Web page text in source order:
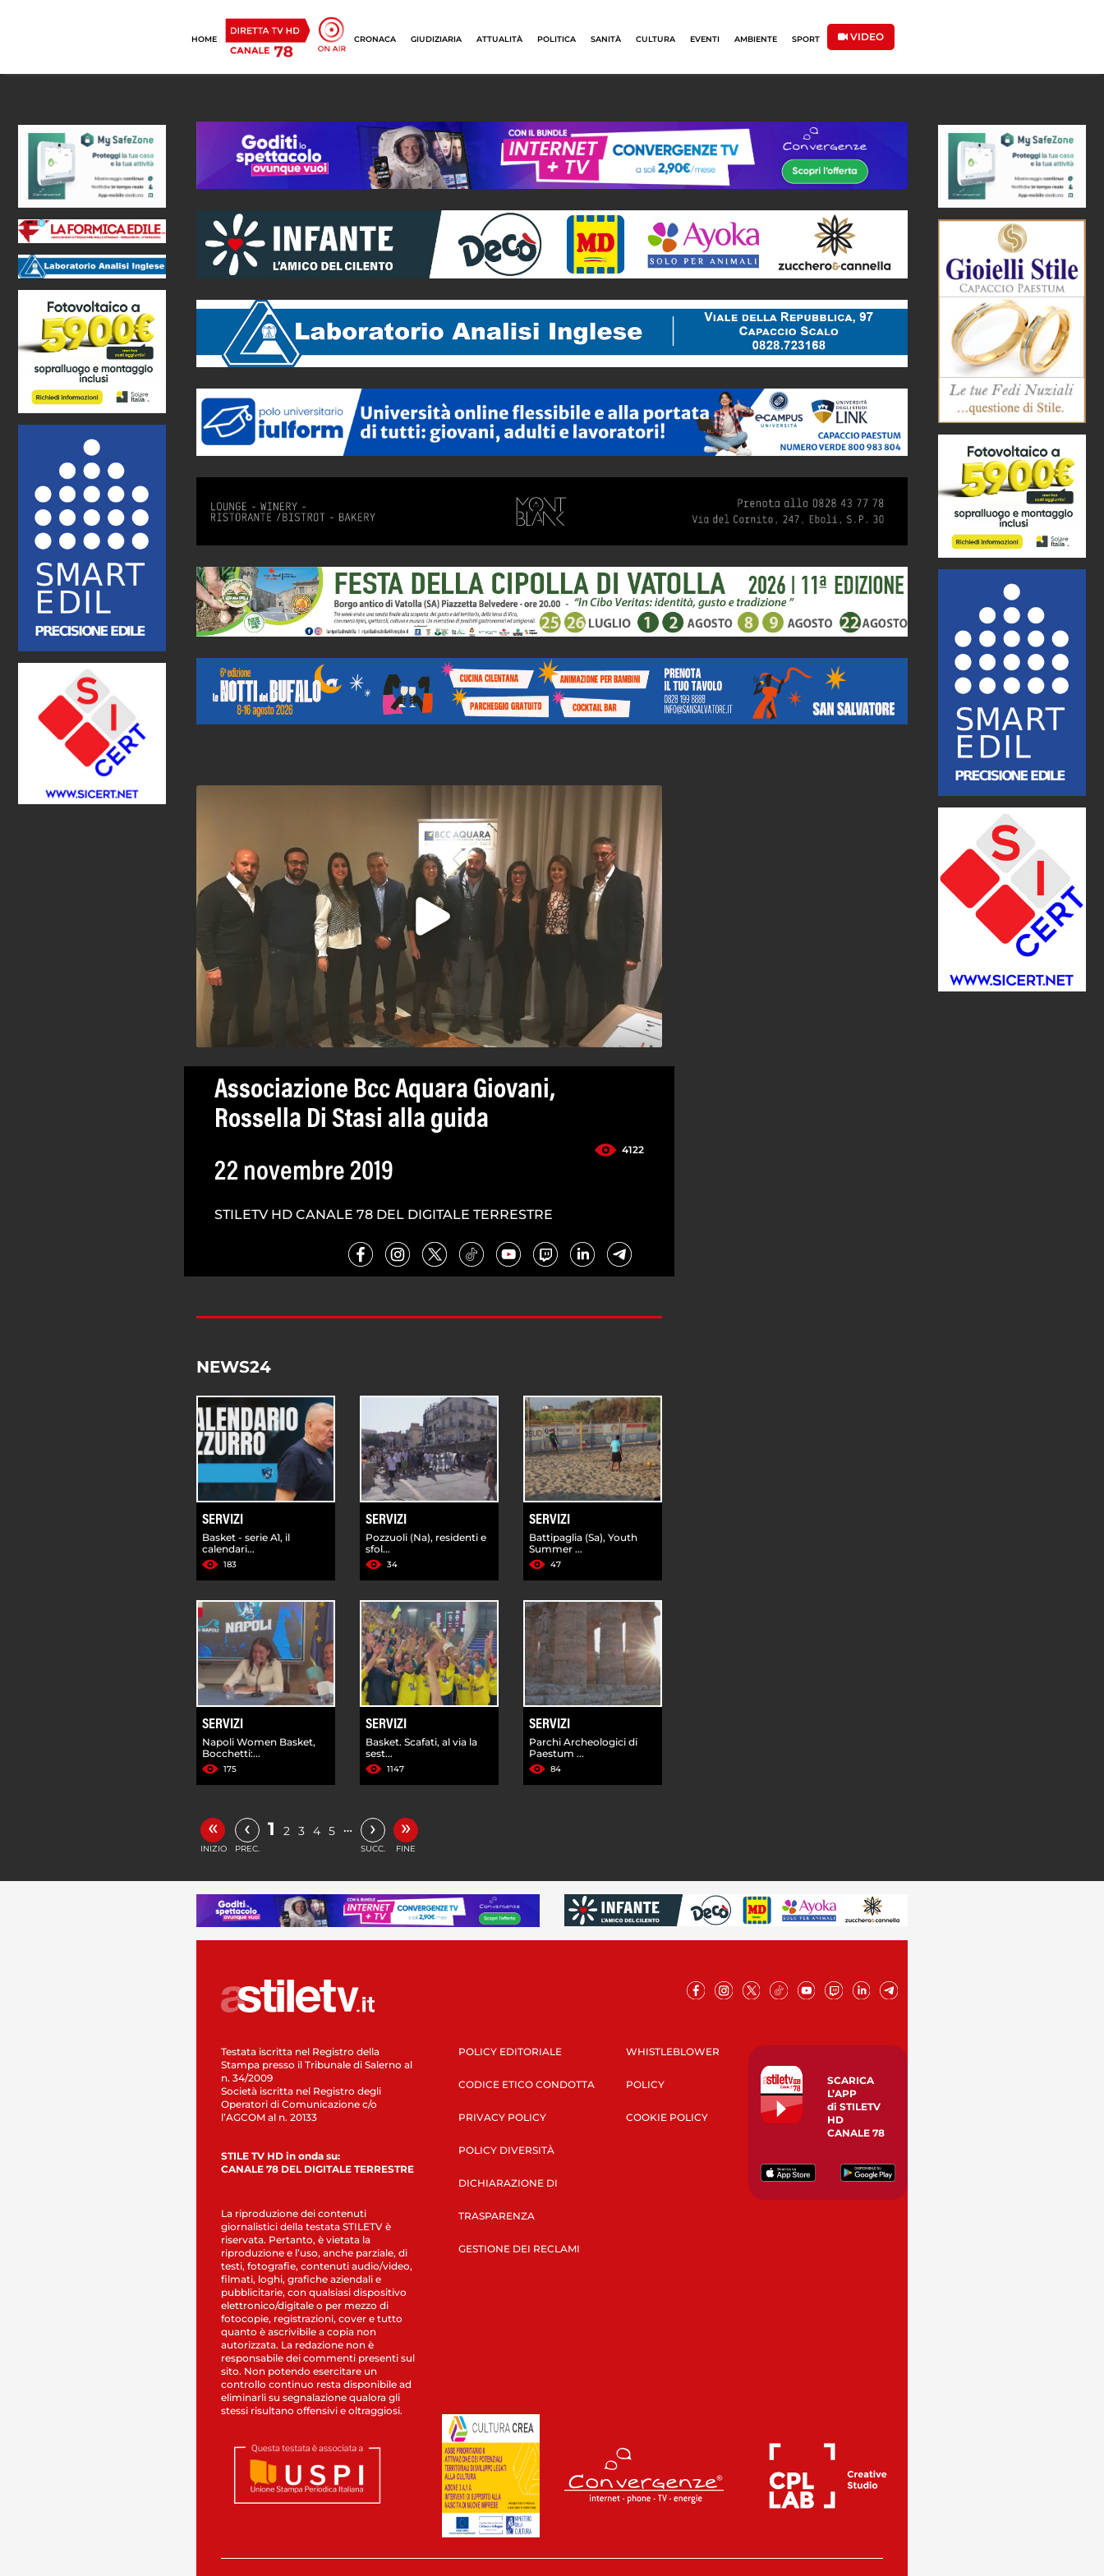
HOME CRONACA GIUDIZIARIA ATTUALITÀ POLITICA SANITÀ CULTURA EVENTI AMBIENTE SPORT VIDEO
Associazione Bcc Aquara Giovani,
Rossella Di Stasi alla guida
4122
22 novembre 2019
STILETV HD CANALE 78 DEL DIGITALE TERRESTRE
NEWS24
SERVIZI
Basket - serie A1, il
calendari...
183
SERVIZI
Pozzuoli (Na), residenti e
sfol...
34
SERVIZI
Battipaglia (Sa), Youth
Summer ...
47
SERVIZI
Napoli Women Basket,
Bocchetti:...
175
SERVIZI
Basket. Scafati, al via la
sest...
1147
SERVIZI
Parchi Archeologici di
Paestum ...
84
«
INIZIO
‹
PREC.
1 2 3 4 5 … ›
SUCC.
»
FINE
Testata iscritta nel Registro della
Stampa presso il Tribunale di Salerno al
n. 34/2009
Società iscritta nel Registro degli
Operatori di Comunicazione c/o
l’AGCOM al n. 20133
STILE TV HD in onda su:
CANALE 78 DEL DIGITALE TERRESTRE
La riproduzione dei contenuti
giornalistici della testata STILETV è
riservata. Pertanto, è vietata la
riproduzione e l’uso, anche parziale, di
testi, fotografie, contenuti audio/video,
filmati, loghi, grafiche aziendali e
pubblicitarie, con qualsiasi dispositivo
elettronico/digitale o per mezzo di
fotocopie, registrazioni, cover e tutto
quanto è ascrivibile a copia non
autorizzata. La redazione non è
responsabile dei commenti presenti sul
sito. Non potendo esercitare un
controllo continuo resta disponibile ad
eliminarli su segnalazione qualora gli
stessi risultano offensivi e oltraggiosi.
POLICY EDITORIALE
CODICE ETICO CONDOTTA
PRIVACY POLICY
POLICY DIVERSITÀ
DICHIARAZIONE DI
TRASPARENZA
GESTIONE DEI RECLAMI
WHISTLEBLOWER
POLICY
COOKIE POLICY
SCARICA
L’APP
di STILETV
HD
CANALE 78